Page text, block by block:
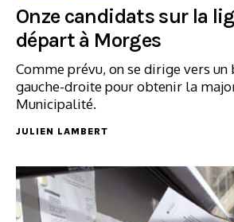
Onze candidats sur la
départ à Morges
Comme prévu, on se dirige vers un
gauche-droite pour obtenir la
Municipalité.
JULIEN LAMBERT